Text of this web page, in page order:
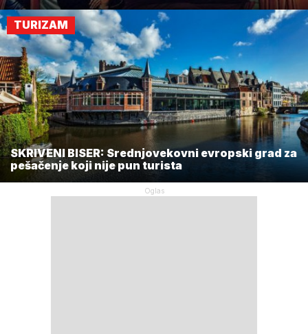
TURIZAM
SKRIVENI BISER: Srednjovekovni evropski grad za
pešačenje koji nije pun turista